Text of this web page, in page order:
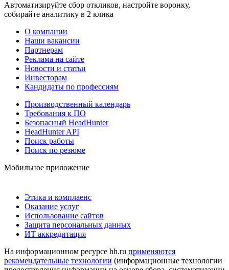
Автоматизируйте сбор откликов, настройте воронку,
собирайте аналитику в 2 клика
О компании
Наши вакансии
Партнерам
Реклама на сайте
Новости и статьи
Инвесторам
Кандидаты по профессиям
Производственный календарь
Требования к ПО
Безопасный HeadHunter
HeadHunter API
Поиск работы
Поиск по резюме
Мобильное приложение
Этика и комплаенс
Оказание услуг
Использование сайтов
Защита персональных данных
ИТ аккредитация
На информационном ресурсе hh.ru применяются
рекомендательные технологии (информационные технологии